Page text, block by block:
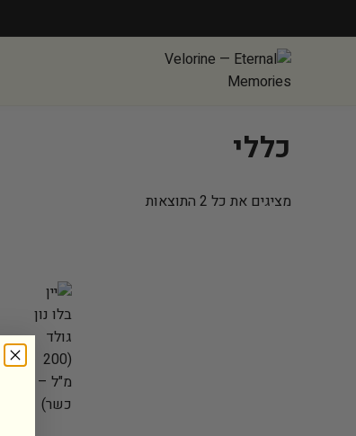
כללי
מציגים את כל ⁦2⁩ התוצאות